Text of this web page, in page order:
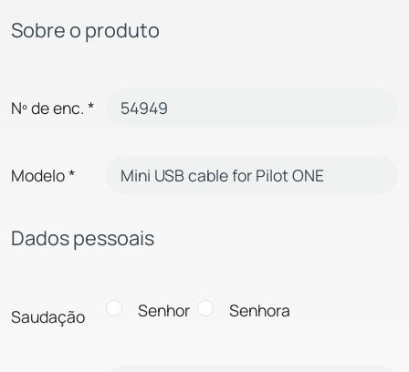
Sobre o produto
Nº de enc. *
Modelo*
Dados pessoais
Saudação Senhor Senhora